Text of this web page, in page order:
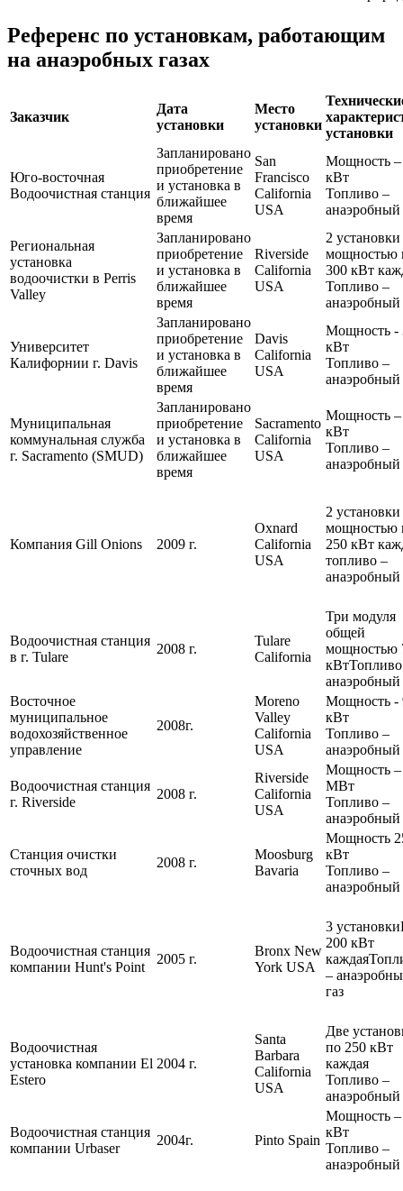
Референс по установкам, работающим
на анаэробных газах
Заказчик
Дата
установки
Место
установки
установки
Юго-восточная
Водоочистная станция
Запланировано
приобретение
и установка в
ближайшее
время
San
Francisco
California
USA
Мощность –
кВт
Топливо –
анаэробный
Региональная
установка
водоочистки в Perris
Valley
Запланировано
приобретение
и установка в
ближайшее
время
Riverside
California
USA
2 установки
мощностью
300 кВт
Топливо –
анаэробный
Университет
Калифорнии г. Davis
Запланировано
приобретение
и установка в
ближайшее
время
Davis
California
USA
Мощность -
кВт
Топливо –
анаэробный
Муниципальная
коммунальная служба
г. Sacramento (SMUD)
Запланировано
приобретение
и установка в
ближайшее
время
Sacramento
California
USA
Мощность –
кВт
Топливо –
анаэробный
Компания Gill Onions 2009 г.
Oxnard
California
USA
2 установки
мощностью
250 кВт
топливо –
анаэробный
Водоочистная станция
в г. Tulare
2008 г.
Tulare
California
Три модуля
общей
мощностью
анаэробный
Восточное
муниципальное
водохозяйственное
управление
2008г.
Moreno
Valley
California
USA
Мощность -
кВт
Топливо –
анаэробный
Водоочистная станция
г. Riverside
2008 г.
Riverside
California
USA
Мощность –
МВт
Топливо –
анаэробный
Станция очистки
сточных вод
2008 г.
Moosburg
Bavaria
Мощность
кВт
Топливо –
анаэробный
Водоочистная станция
компании Hunt's Point
2005 г.
Bronx New
York USA
3
200 кВт
–
газ
Водоочистная
установка компании El
Estero
2004 г.
Santa
Barbara
California
USA
Две
по 250 кВт
каждая
Топливо –
анаэробный
Водоочистная станция
компании Urbaser
2004г. Pinto Spain
Мощность –
кВт
Топливо –
анаэробный